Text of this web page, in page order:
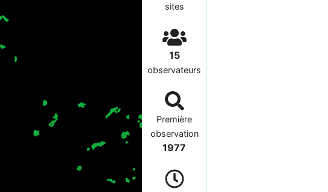
sites
15
observateurs
Première
observation
1977